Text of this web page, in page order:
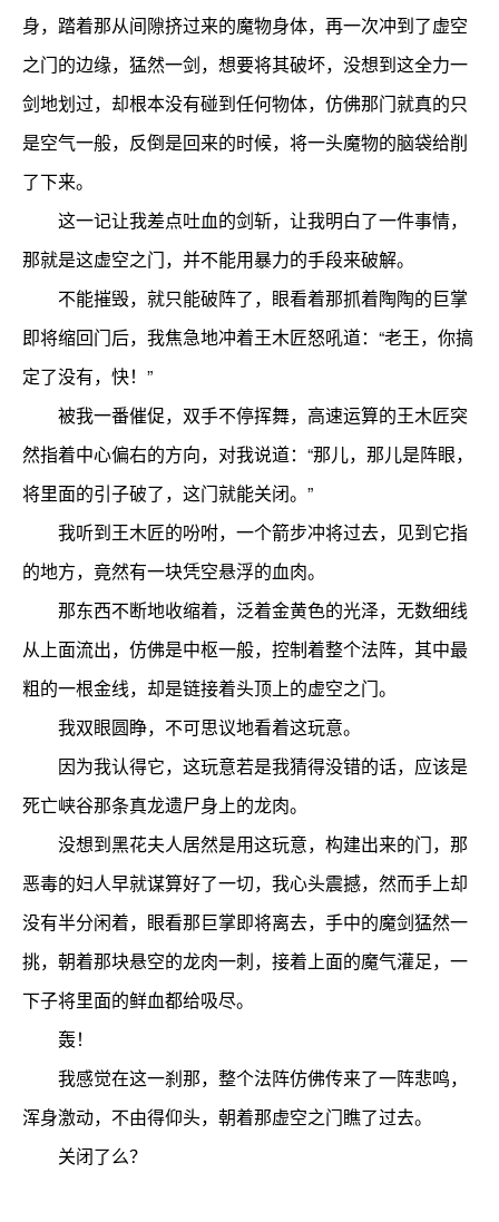
身，踏着那从间隙挤过来的魔物身体，再一次冲到了虚空
之门的边缘，猛然一剑，想要将其破坏，没想到这全力一
剑地划过，却根本没有碰到任何物体，仿佛那门就真的只
是空气一般，反倒是回来的时候，将一头魔物的脑袋给削
了下来。
这一记让我差点吐血的剑斩，让我明白了一件事情，
那就是这虚空之门，并不能用暴力的手段来破解。
不能摧毁，就只能破阵了，眼看着那抓着陶陶的巨掌
即将缩回门后，我焦急地冲着王木匠怒吼道：“老王，你搞
定了没有，快！”
被我一番催促，双手不停挥舞，高速运算的王木匠突
然指着中心偏右的方向，对我说道：“那儿，那儿是阵眼，
将里面的引子破了，这门就能关闭。”
我听到王木匠的吩咐，一个箭步冲将过去，见到它指
的地方，竟然有一块凭空悬浮的血肉。
那东西不断地收缩着，泛着金黄色的光泽，无数细线
从上面流出，仿佛是中枢一般，控制着整个法阵，其中最
粗的一根金线，却是链接着头顶上的虚空之门。
我双眼圆睁，不可思议地看着这玩意。
因为我认得它，这玩意若是我猜得没错的话，应该是
死亡峡谷那条真龙遗尸身上的龙肉。
没想到黑花夫人居然是用这玩意，构建出来的门，那
恶毒的妇人早就谋算好了一切，我心头震撼，然而手上却
没有半分闲着，眼看那巨掌即将离去，手中的魔剑猛然一
挑，朝着那块悬空的龙肉一刺，接着上面的魔气灌足，一
下子将里面的鲜血都给吸尽。
轰！
我感觉在这一刹那，整个法阵仿佛传来了一阵悲鸣，
浑身激动，不由得仰头，朝着那虚空之门瞧了过去。
关闭了么？